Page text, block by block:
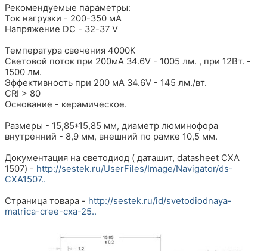
Рекомендуемые параметры:
Ток нагрузки - 200-350 мА
Напряжение DC - 32-37 V
Температура свечения 4000К
Световой поток при 200мА 34.6V - 1005 лм. , при 12Вт. -
1500 лм.
Эффективность при 200 мА 34.6V - 145 лм./вт.
CRI > 80
Основание - керамическое.
Размеры - 15,85*15,85 мм, диаметр люминофора
внутренний - 8,9 мм, внешний по рамке 10,5 мм.
Документация на светодиод ( даташит, datasheet CXA
1507) - http://sestek.ru/UserFiles/Image/Navigator/ds-
CXA1507..
Страница товара - http://sestek.ru/id/svetodiodnaya-
matrica-cree-cxa-25..